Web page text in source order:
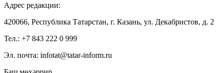
Адрес редакции:
420066, Республика Татарстан, г. Казань, ул. Декабристов, д. 2
Тел.: +7 843 222 0 999
Эл. почта: infotat@tatar-inform.ru